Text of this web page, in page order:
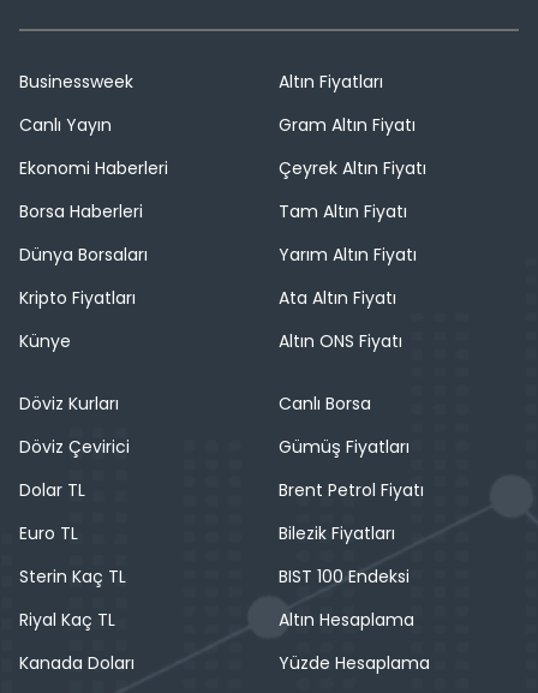
Businessweek
Canlı Yayın
Ekonomi Haberleri
Borsa Haberleri
Dünya Borsaları
Kripto Fiyatları
Künye
Altın Fiyatları
Gram Altın Fiyatı
Çeyrek Altın Fiyatı
Tam Altın Fiyatı
Yarım Altın Fiyatı
Ata Altın Fiyatı
Altın ONS Fiyatı
Döviz Kurları
Döviz Çevirici
Dolar TL
Euro TL
Sterin Kaç TL
Riyal Kaç TL
Kanada Doları
Canlı Borsa
Gümüş Fiyatları
Brent Petrol Fiyatı
Bilezik Fiyatları
BIST 100 Endeksi
Altın Hesaplama
Yüzde Hesaplama